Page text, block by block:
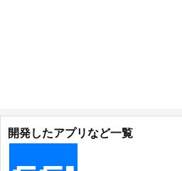
開発したアプリなど一覧